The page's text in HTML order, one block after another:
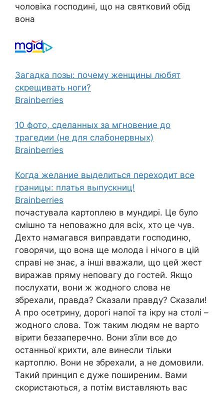
чоловіка господині, що на святковий обід
вона
Загадка позы: почему женщины любят
скрещивать ноги?
Brainberries
10 фото, сделанных за мгновение до
трагедии (не для слабонервных)
Brainberries
Когда желание выделиться переходит все
границы: платья выпускниц!
Brainberries
почастувала картоплею в мундирі. Це було
смішно та неповажно для всіх, хто це чув.
Дехто намагався виправдати господиню,
говорячи, що вона ще молода і нічого в цій
справі не знає, а інші вважали, що цей жест
виражав пряму неповагу до гостей. Якщо
послухати, вони ж жодного слова не
збрехали, правда? Сказали правду? Сказали!
А про осетрину, дорогі напої та ікру на столі –
жодного слова. Тож таким людям не варто
вірити беззаперечно. Вони з’їли все до
останньої крихти, але винесли тільки
картоплю. Вони не збрехали, а не домовили.
Такий принцип є дуже поширеним. Вами
скористаються, а потім виставляють вас